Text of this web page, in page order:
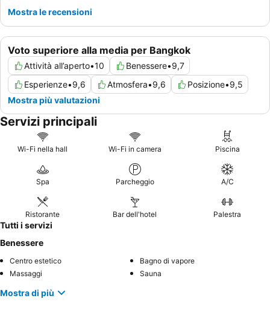
Voto superiore alla media per Bangkok
Attività all’aperto•10 Benessere•9,7
Esperienze•9,6 Atmosfera•9,6 Posizione•9,5
Mostra più valutazioni
Mostra le recensioni
Servizi principali
Wi-Fi nella hall Wi-Fi in camera Piscina
Spa Parcheggio A/C
Ristorante Bar dell'hotel Palestra
Tutti i servizi
Benessere
Centro estetico
Bagno di vapore
Massaggi
Sauna
Mostra di più